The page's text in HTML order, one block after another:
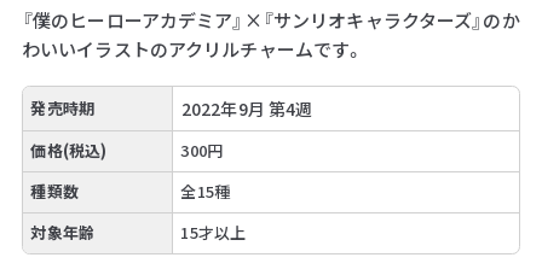
『僕のヒーローアカデミア』×『サンリオキャラクターズ』のか
わいいイラストのアクリルチャームです。
発売時期 2022年9月 第4週
価格(税込)
300円
種類数
全15種
対象年齢
15才以上